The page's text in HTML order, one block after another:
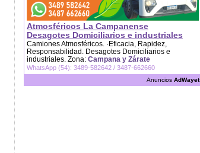
Atmosféricos La Campanense
Desagotes Domiciliarios e industriales
Camiones Atmosféricos. ·Eficacia, Rapidez,
Responsabilidad. Desagotes Domiciliarios e
industriales. Zona: Campana y Zárate
WhatsApp (54): 3489-582642 / 3487-662660
Anuncios AdWayet